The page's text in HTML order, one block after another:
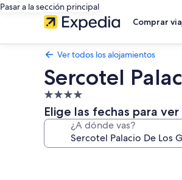
Pasar a la sección principal
Comprar
Ver todos los alojamientos
Sercotel
Alojamiento
de
4.0 estrellas
Elige las fechas para
¿A dónde vas?